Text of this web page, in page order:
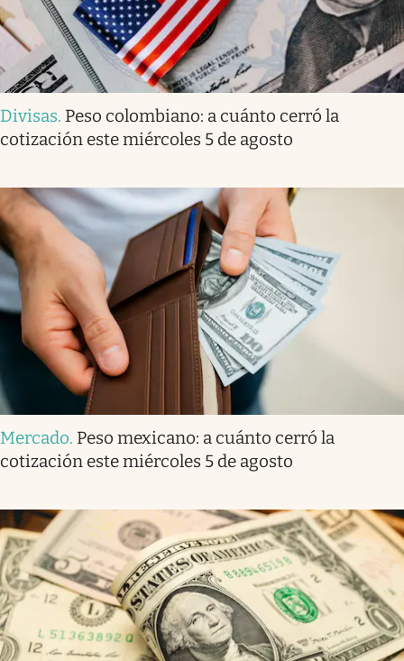
Divisas. Peso colombiano: a cuánto cerró la
cotización este miércoles 5 de agosto
Mercado. Peso mexicano: a cuánto cerró la
cotización este miércoles 5 de agosto